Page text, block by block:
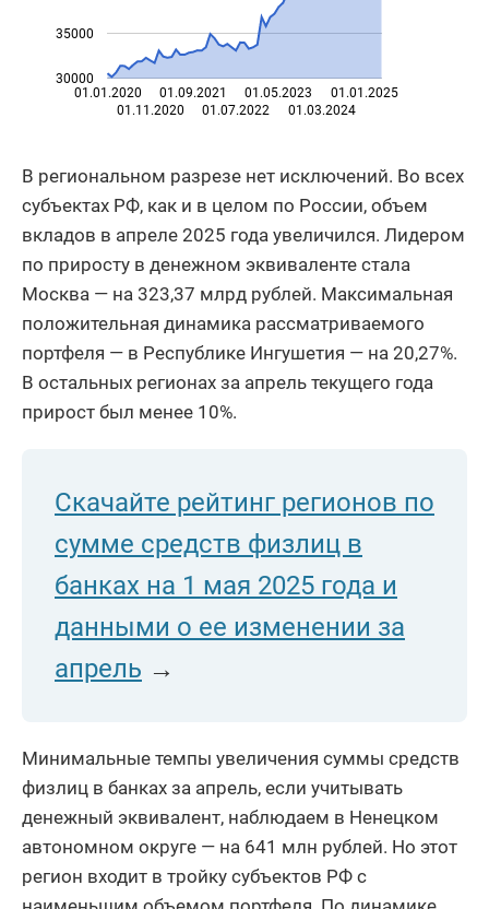
01.01.2020
01.11.2020
01.09.2021
01.07.2022
01.05.2023
01.03.2024
01.01.2025
30000
35000
В региональном разрезе нет исключений. Во всех
субъектах РФ, как и в целом по России, объем
вкладов в апреле 2025 года увеличился. Лидером
по приросту в денежном эквиваленте стала
Москва — на 323,37 млрд рублей. Максимальная
положительная динамика рассматриваемого
портфеля — в Республике Ингушетия — на 20,27%.
В остальных регионах за апрель текущего года
прирост был менее 10%.
Скачайте рейтинг регионов по
сумме средств физлиц в
банках на 1 мая 2025 года и
данными о ее изменении за
апрель →
Минимальные темпы увеличения суммы средств
физлиц в банках за апрель, если учитывать
денежный эквивалент, наблюдаем в Ненецком
автономном округе — на 641 млн рублей. Но этот
регион входит в тройку субъектов РФ с